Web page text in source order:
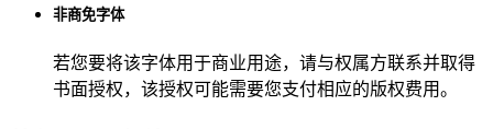
非商免字体
若您要将该字体用于商业用途，请与权属方联系并取得
书面授权，该授权可能需要您支付相应的版权费用。